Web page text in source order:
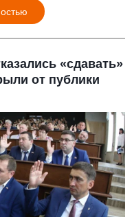
«сдавать»
от публики